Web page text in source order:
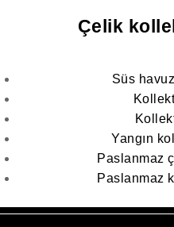
Çelik
Süs
Yangın
Paslanmaz
Paslanmaz